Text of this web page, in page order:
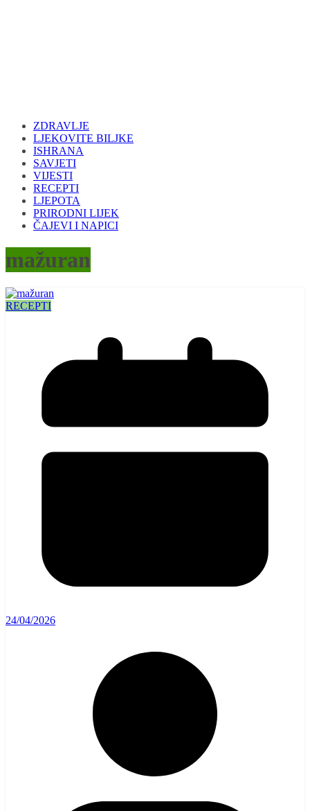
ZDRAVLJE
LJEKOVITE BILJKE
ISHRANA
SAVJETI
VIJESTI
RECEPTI
LJEPOTA
PRIRODNI LIJEK
ČAJEVI I NAPICI
mažuran
RECEPTI
24/04/2026